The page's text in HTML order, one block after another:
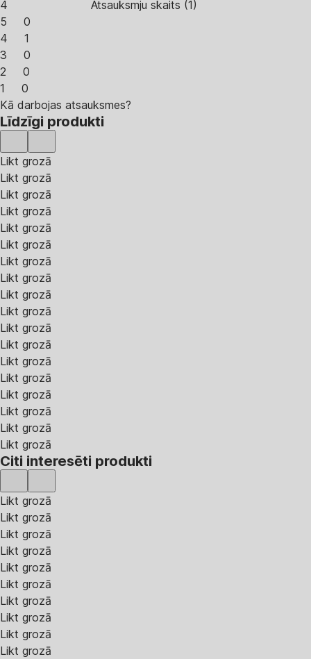
4 Atsauksmju skaits (1)
5
0
4
1
3
0
2
0
1
0
Kā darbojas atsauksmes?
Līdzīgi produkti
Likt grozā
Likt grozā
Likt grozā
Likt grozā
Likt grozā
Likt grozā
Likt grozā
Likt grozā
Likt grozā
Likt grozā
Likt grozā
Likt grozā
Likt grozā
Likt grozā
Likt grozā
Likt grozā
Likt grozā
Likt grozā
Citi interesēti produkti
Likt grozā
Likt grozā
Likt grozā
Likt grozā
Likt grozā
Likt grozā
Likt grozā
Likt grozā
Likt grozā
Likt grozā